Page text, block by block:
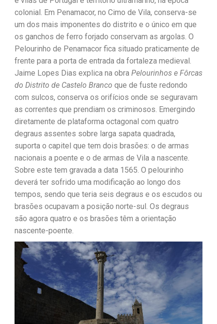
colonial. Em Penamacor, no Cimo de Vila, conserva-se
um dos mais imponentes do distrito e o único em que
os ganchos de ferro forjado conservam as argolas. O
Pelourinho de Penamacor fica situado praticamente de
frente para a porta de entrada da fortaleza medieval.
Jaime Lopes Dias explica na obra Pelourinhos e Fôrcas
do Distrito de Castelo Branco que de fuste redondo
com sulcos, conserva os orifícios onde se seguravam
as correntes que prendiam os criminosos. Emergindo
diretamente de plataforma octagonal com quatro
degraus assentes sobre larga sapata quadrada,
suporta o capitel que tem dois brasões: o de armas
nacionais a poente e o de armas de Vila a nascente.
Sobre este tem gravada a data 1565. O pelourinho
deverá ter sofrido uma modificação ao longo dos
tempos, sendo que teria seis degraus e os escudos ou
brasões ocupavam a posição norte-sul. Os degraus
são agora quatro e os brasões têm a orientação
nascente-poente.